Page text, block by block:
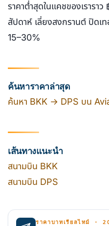
ราคาต่ำสุดในแคชของเรารา
สัปดาห์ เลี่ยงสงกรานต์ ปิดเ
15–30%
ค้นหาราคาล่าสุด
ค้นหา BKK → DPS บน
เส้นทางแนะนำ
สนามบิน BKK
สนามบิน DPS
ราคาบาทเรียลไทม์ ·